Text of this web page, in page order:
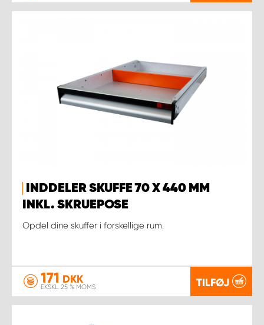
INDDELER SKUFFE 70 X 440 MM
INKL. SKRUEPOSE
Opdel dine skuffer i forskellige rum.
171 DKK
EKSKL. 25 % MOMS TILFØJ